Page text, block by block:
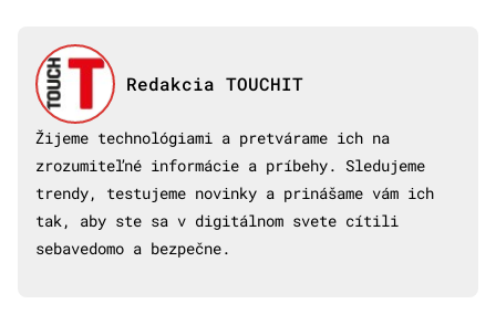
Redakcia TOUCHIT
Žijeme technológiami a pretvárame ich na
zrozumiteľné informácie a príbehy. Sledujeme
trendy, testujeme novinky a prinášame vám ich
tak, aby ste sa v digitálnom svete cítili
sebavedomo a bezpečne.